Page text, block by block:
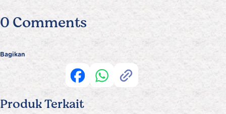
0 Comments
Bagikan
Produk Terkait